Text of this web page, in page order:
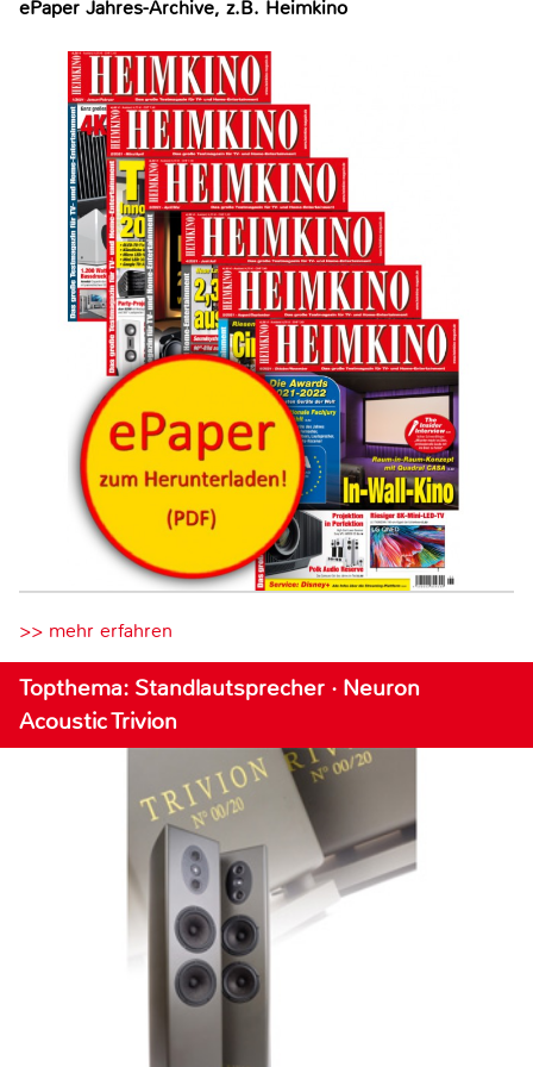
ePaper Jahres-Archive, z.B. Heimkino
>> mehr erfahren
Topthema: Standlautsprecher · Neuron
Acoustic Trivion